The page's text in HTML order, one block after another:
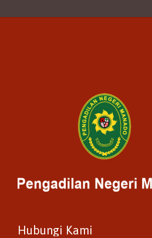
Hubungi Kami